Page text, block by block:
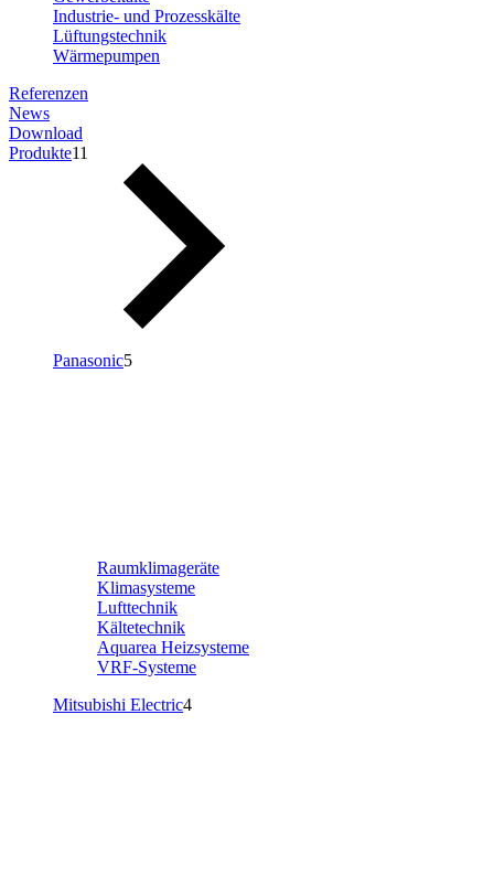
Industrie- und Prozesskälte
Lüftungstechnik
Wärmepumpen
Referenzen
News
Download
Produkte11
Panasonic5
Raumklimageräte
Klimasysteme
Lufttechnik
Kältetechnik
Aquarea Heizsysteme
VRF-Systeme
Mitsubishi Electric4